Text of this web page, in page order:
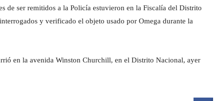
de ser remitidos a la Policía estuvieron en la Fiscalía del Distrito
y verificado el objeto usado por Omega durante la
en la avenida Winston Churchill, en el Distrito Nacional, ayer